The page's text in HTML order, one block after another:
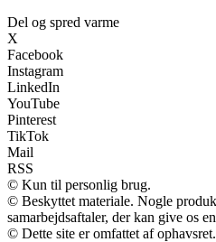
Del og spred varme
X
Facebook
Instagram
LinkedIn
YouTube
Pinterest
TikTok
Mail
RSS
© Kun til personlig brug.
© Beskyttet materiale. Nogle
samarbejdsaftaler, der kan give os
© Dette site er omfattet af